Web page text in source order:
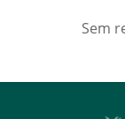
Sem